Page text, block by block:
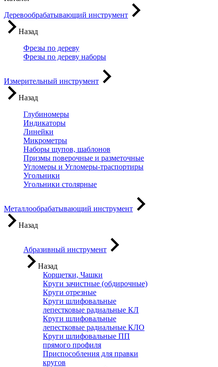
Деревообрабатывающий инструмент
Назад
Фрезы по дереву
Фрезы по дереву наборы
Измерительный инструмент
Назад
Глубиномеры
Индикаторы
Линейки
Микрометры
Наборы щупов, шаблонов
Призмы поверочные и разметочные
Угломеры и Угломеры-траспортиры
Угольники
Угольники столярные
Металлообрабатывающий инструмент
Назад
Абразивный инструмент
Назад
Корщетки, Чашки
Круги зачистные (обдирочные)
Круги отрезные
Круги шлифовальные
лепестковые радиальные КЛ
Круги шлифовальные
лепестковые радиальные КЛО
Круги шлифовальные ПП
прямого профиля
Приспособления для правки
кругов